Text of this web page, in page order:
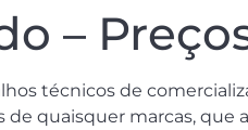
–
técnicos de
quaisquer marcas, que